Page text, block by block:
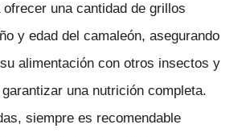
ofrecer una cantidad de grillos
y edad del camaleón, asegurando
alimentación con otros insectos y
una nutrición completa.
siempre es recomendable